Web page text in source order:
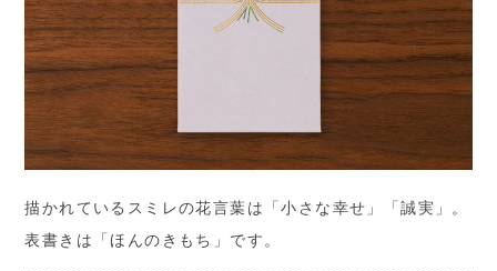
描かれているスミレの花言葉は「小さな幸せ」「誠実」。
表書きは「ほんのきもち」です。